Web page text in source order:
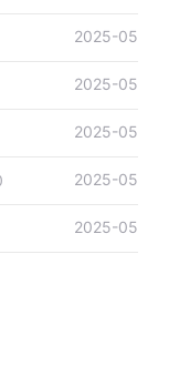
2025-05
2025-05
2025-05
2025-05
2025-05